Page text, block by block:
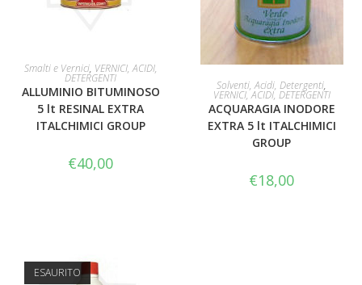
AGGIUNGI AL CARRELLO
Smalti e Vernici, VERNICI, ACIDI,
DETERGENTI
ALLUMINIO BITUMINOSO
5 lt RESINAL EXTRA
ITALCHIMICI GROUP
€40,00
AGGIUNGI AL CARRELLO
Solventi, Acidi, Detergenti,
VERNICI, ACIDI, DETERGENTI
ACQUARAGIA INODORE
EXTRA 5 lt ITALCHIMICI
GROUP
€18,00
ESAURITO